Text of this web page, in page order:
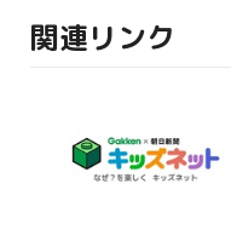
関連リンク